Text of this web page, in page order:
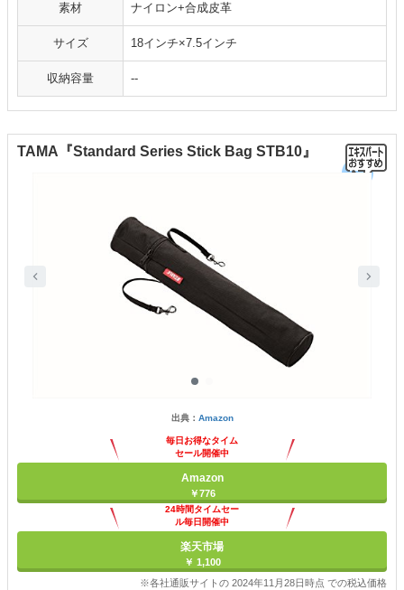
素材 ナイロン+合成皮革
サイズ 18インチ×7.5インチ
収納容量 --
TAMA『Standard Series Stick Bag STB10』
出典： Amazon
毎日お得なタイム
セール開催中
Amazon
￥776
24時間タイムセー
ル毎日開催中
楽天市場
￥ 1,100
※各社通販サイトの 2024年11月28日時点 での税込価格